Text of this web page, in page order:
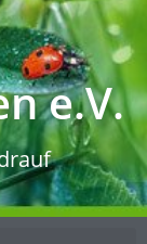
e.V.